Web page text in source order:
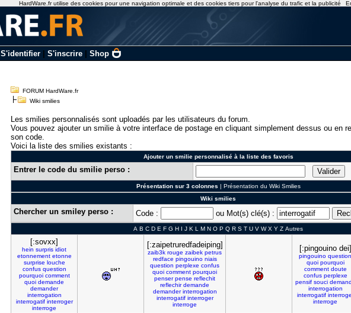
S'identifier| S'inscrire| Shop
FORUM HardWare.fr
Wiki smilies
Les smilies personnalisés sont uploadés par les utilisateurs du forum.
Vous pouvez ajouter un smilie à votre interface de postage en cliquant simplement dessus ou en
son code.
Voici la liste des smilies existants :
Ajouter un smilie personnalisé à la liste des favoris
Entrer le code du smilie perso :
Présentation sur 3 colonnes | Présentation du Wiki Smilies
Wiki smilies
Chercher un smiley perso : Code : ou Mot(s) clé(s) :
A B C D E F G H I J K L M N O P Q R S T U V W X Y Z Autres
[:sovxx]
hein surpris idiot
etonnement etonne
surprise louche
confus question
pourquoi comment
quoi demande
demander
interrogation
interrogatif interroger
interroge
[:zaipetruredfadeiping]
zaib3k rouge zaibek petrus
redface pingouino niais
question perplexe confus
quoi comment pourquoi
penser pense reflechit
reflechir demande
demander interrogation
interrogatif interroger
interroge
[:pingouino dei]
pingouino question
quoi pourquoi
comment doute
confus perplexe
pensif souci
interrogation
interrogatif
interroge
HardWare.fr utilise des cookies pour une navigation optimale et des cookies tiers pour l'analyse du trafic et la publicité